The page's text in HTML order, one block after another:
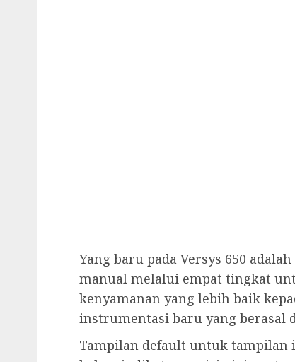
Yang baru pada Versys 650
manual melalui empat tingkat
kenyamanan yang lebih baik
instrumentasi baru yang berasal
Tampilan default untuk